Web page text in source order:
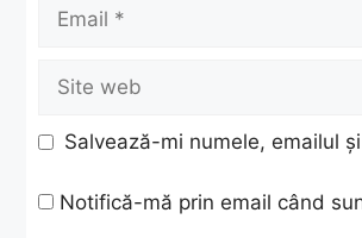
Email
Site
web
Salvează-mi numele, emailul
Notifică-mă prin email când